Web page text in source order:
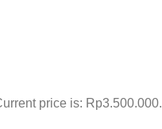
price is: Rp3.500.000.